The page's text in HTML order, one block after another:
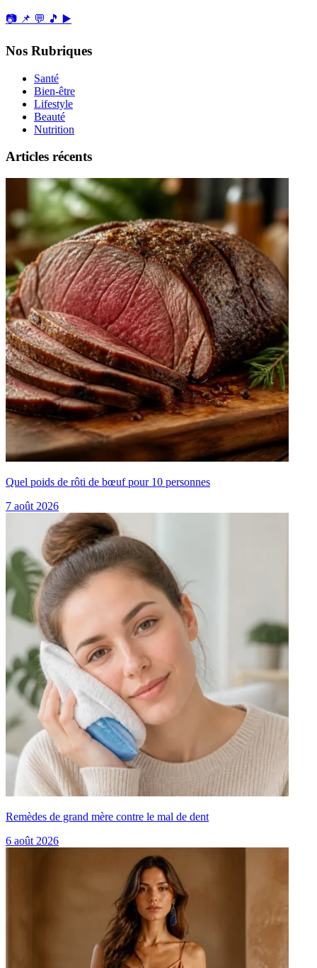
📷 📌 💬 🎵 ▶️
Nos Rubriques
Santé
Bien-être
Lifestyle
Beauté
Nutrition
Articles récents
Quel poids de rôti de bœuf pour 10 personnes
7 août 2026
Remèdes de grand mère contre le mal de dent
6 août 2026